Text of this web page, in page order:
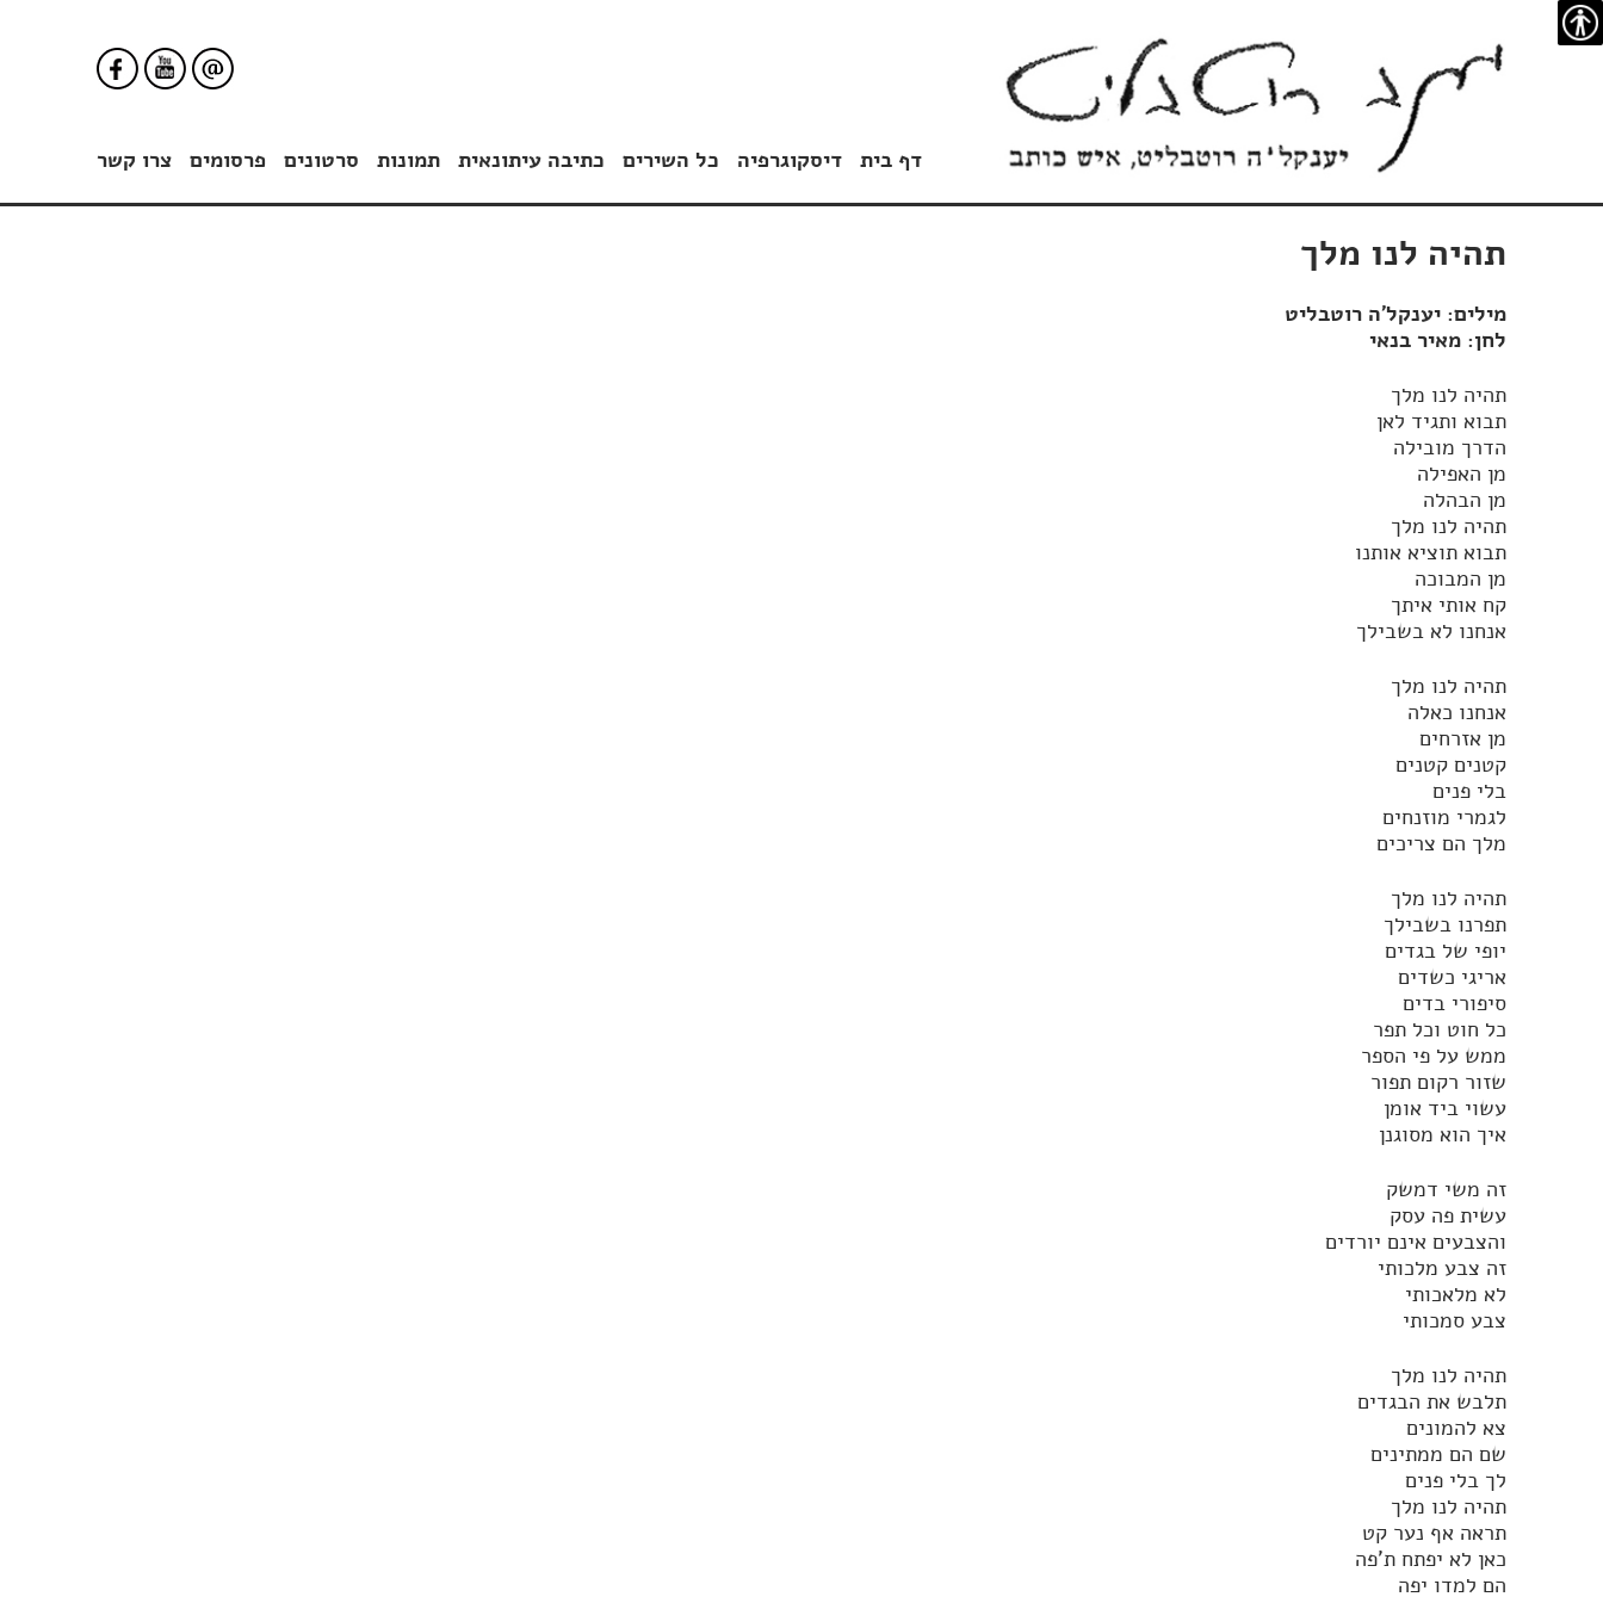
נגישות
מפת
הצהרת
עבור
צרו
דף בית דיסקוגרפיה כל השירים כתיבה עיתונאית תמונות סרטונים פרסומים צרו קשר
תהיה לנו מלך
מילים: יענקל'ה רוטבליט
לחן: מאיר בנאי
תהיה לנו מלך
תבוא ותגיד לאן
הדרך מובילה
מן האפילה
מן הבהלה
תהיה לנו מלך
תבוא תוציא אותנו
מן המבוכה
קח אותי איתך
אנחנו לא בשבילך
תהיה לנו מלך
אנחנו כאלה
מן אזרחים
קטנים קטנים
בלי פנים
לגמרי מוזנחים
מלך הם צריכים
תהיה לנו מלך
תפרנו בשבילך
יופי של בגדים
אריגי כשדים
סיפורי בדים
כל חוט וכל תפר
ממש על פי הספר
שזור רקום תפור
עשוי ביד אומן
איך הוא מסוגנן
זה משי דמשק
עשית פה עסק
והצבעים אינם יורדים
זה צבע מלכותי
לא מלאכותי
צבע סמכותי
תהיה לנו מלך
תלבש את הבגדים
צא להמונים
שם הם ממתינים
לך בלי פנים
תהיה לנו מלך
תראה אף נער קט
כאן לא יפתח ת'פה
הם למדו יפה